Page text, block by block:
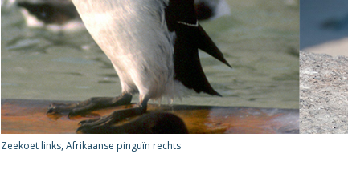
Zeekoet links, Afrikaanse pinguïn rechts